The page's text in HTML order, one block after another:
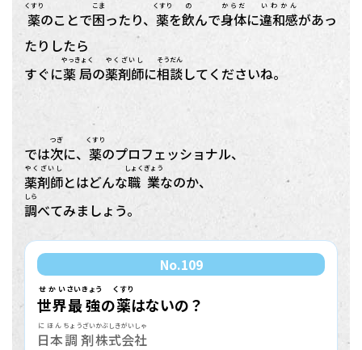
薬
くすり
のことで困
こま
ったり、 薬
くすり
を飲
の
んで身体
からだ
に違和感
いわかん
があっ
たりしたら
すぐに薬局
やっきょく
の薬剤師
やくざいし
に相談
そうだん
してくださいね。
では次
つぎ
に、 薬
くすり
のプロフェッショナル、
薬剤師
やくざいし
とはどんな職業
しょくぎょう
なのか、
調
しら
べてみましょう。
No.109
世界
せかい
最強
さいきょう
の薬
くすり
はないの？
日本
にほん
調剤
ちょうざい
株式会社
かぶしきがいしゃ